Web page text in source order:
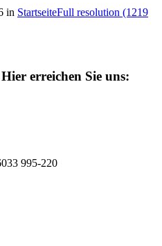
in StartseiteFull resolution (1219
Hier erreichen Sie uns:
995-220